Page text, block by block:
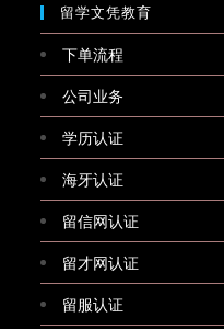
留学文凭教育
下单流程
公司业务
学历认证
海牙认证
留信网认证
留才网认证
留服认证